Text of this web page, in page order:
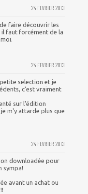
24 FEVRIER 2013
faire découvrir les
il faut forcément de la
24 FEVRIER 2013
selection et je
c'est vraiment
sur l'édition
m'y attarde plus que
24 FEVRIER 2013
downloadée pour
sympa!
avant un achat ou